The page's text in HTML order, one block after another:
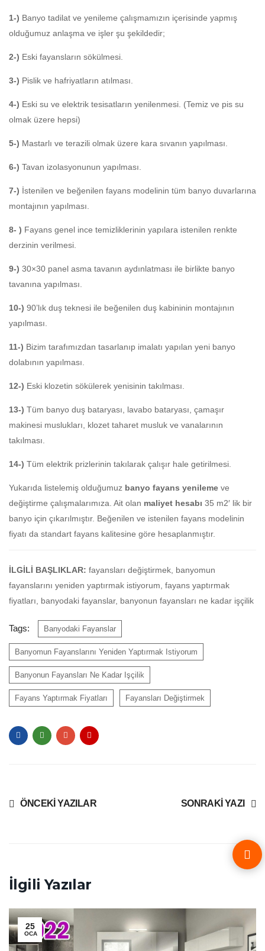
1-) Banyo tadilat ve yenileme çalışmamızın içerisinde yapmış
olduğumuz anlaşma ve işler şu şekildedir;
2-) Eski fayansların sökülmesi.
3-) Pislik ve hafriyatların atılması.
4-) Eski su ve elektrik tesisatların yenilenmesi. (Temiz ve pis su
olmak üzere hepsi)
5-) Mastarlı ve terazili olmak üzere kara sıvanın yapılması.
6-) Tavan izolasyonunun yapılması.
7-) İstenilen ve beğenilen fayans modelinin tüm banyo duvarlarına
montajının yapılması.
8- ) Fayans genel ince temizliklerinin yapılara istenilen renkte
derzinin verilmesi.
9-) 30×30 panel asma tavanın aydınlatması ile birlikte banyo
tavanına yapılması.
10-) 90’lık duş teknesi ile beğenilen duş kabininin montajının
yapılması.
11-) Bizim tarafımızdan tasarlanıp imalatı yapılan yeni banyo
dolabının yapılması.
12-) Eski klozetin sökülerek yenisinin takılması.
13-) Tüm banyo duş bataryası, lavabo bataryası, çamaşır
makinesi muslukları, klozet taharet musluk ve vanalarının
takılması.
14-) Tüm elektrik prizlerinin takılarak çalışır hale getirilmesi.
Yukarıda listelemiş olduğumuz banyo fayans yenileme ve
değiştirme çalışmalarımıza. Ait olan maliyet hesabı 35 m2′ lik bir
banyo için çıkarılmıştır. Beğenilen ve istenilen fayans modelinin
fiyatı da standart fayans kalitesine göre hesaplanmıştır.
İLGİLİ BAŞLIKLAR: fayansları değiştirmek, banyomun
fayanslarını yeniden yaptırmak istiyorum, fayans yaptırmak
fiyatları, banyodaki fayanslar, banyonun fayansları ne kadar işçilik
Tags: Banyodaki Fayanslar
Banyomun Fayanslarını Yeniden Yaptırmak Istiyorum
Banyonun Fayansları Ne Kadar Işçilik
Fayans Yaptırmak Fiyatları Fayansları Değiştirmek
ÖNCEKI YAZILAR SONRAKI YAZI
İlgili Yazılar
25
OCA